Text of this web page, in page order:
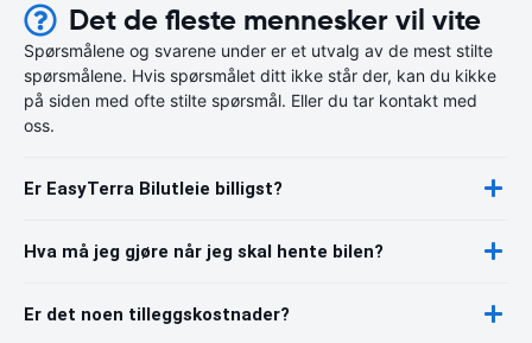
Det de fleste mennesker vil vite
Spørsmålene og svarene under er et utvalg av de mest stilte
spørsmålene. Hvis spørsmålet ditt ikke står der, kan du kikke
på siden med ofte stilte spørsmål. Eller du tar kontakt med
oss.
Er EasyTerra Bilutleie billigst?
Hva må jeg gjøre når jeg skal hente bilen?
Er det noen tilleggskostnader?